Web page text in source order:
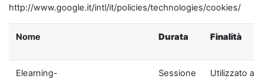
http://www.google.it/intl/it/policies/technologies/cookies/
Nome Durata Finalità
Elearning-
Sessione
Utilizzato ai